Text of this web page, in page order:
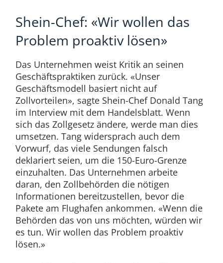
Shein-Chef: «Wir wollen das
Problem proaktiv lösen»
Das Unternehmen weist Kritik an seinen
Geschäftspraktiken zurück. «Unser
Geschäftsmodell basiert nicht auf
Zollvorteilen», sagte Shein-Chef Donald Tang
im Interview mit dem Handelsblatt. Wenn
sich das Zollgesetz ändere, werde man dies
umsetzen. Tang widersprach auch dem
Vorwurf, das viele Sendungen falsch
deklariert seien, um die 150-Euro-Grenze
einzuhalten. Das Unternehmen arbeite
daran, den Zollbehörden die nötigen
Informationen bereitzustellen, bevor die
Pakete am Flughafen ankommen. «Wenn die
Behörden das von uns möchten, würden wir
es tun. Wir wollen das Problem proaktiv
lösen.»